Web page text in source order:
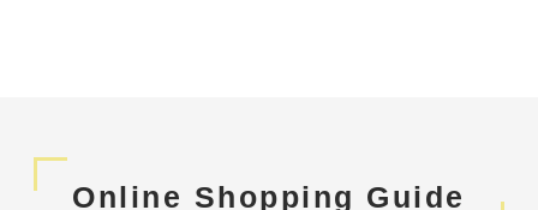
Online Shopping Guide